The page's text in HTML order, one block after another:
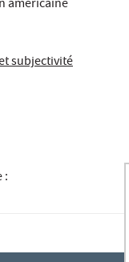
américaine
subjectivité
: